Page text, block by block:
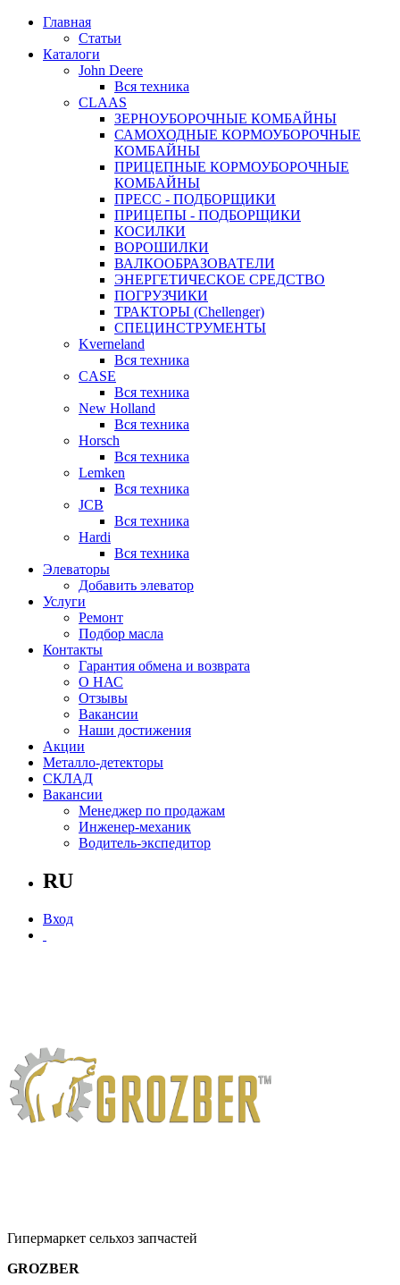
Главная
Статьи
Каталоги
John Deere
Вся техника
CLAAS
ЗЕРНОУБОРОЧНЫЕ КОМБАЙНЫ
САМОХОДНЫЕ КОРМОУБОРОЧНЫЕ
КОМБАЙНЫ
ПРИЦЕПНЫЕ КОРМОУБОРОЧНЫЕ
КОМБАЙНЫ
ПРЕСС - ПОДБОРЩИКИ
ПРИЦЕПЫ - ПОДБОРЩИКИ
КОСИЛКИ
ВОРОШИЛКИ
ВАЛКООБРАЗОВАТЕЛИ
ЭНЕРГЕТИЧЕСКОЕ СРЕДСТВО
ПОГРУЗЧИКИ
ТРАКТОРЫ (Chellenger)
СПЕЦИНСТРУМЕНТЫ
Kverneland
Вся техника
CASE
Вся техника
New Holland
Вся техника
Horsch
Вся техника
Lemken
Вся техника
JCB
Вся техника
Hardi
Вся техника
Элеваторы
Добавить элеватор
Услуги
Ремонт
Подбор масла
Контакты
Гарантия обмена и возврата
О НАС
Отзывы
Вакансии
Наши достижения
Акции
Металло-детекторы
СКЛАД
Вакансии
Менеджер по продажам
Инженер-механик
Водитель-экспедитор
RU
Вход
Гипермаркет сельхоз запчастей
GROZBER